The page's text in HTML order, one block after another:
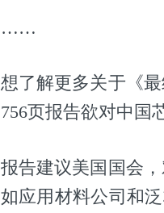
……
想了解更多关于《
756页报告欲对中国
报告建议美国国会
如应用材料公司和